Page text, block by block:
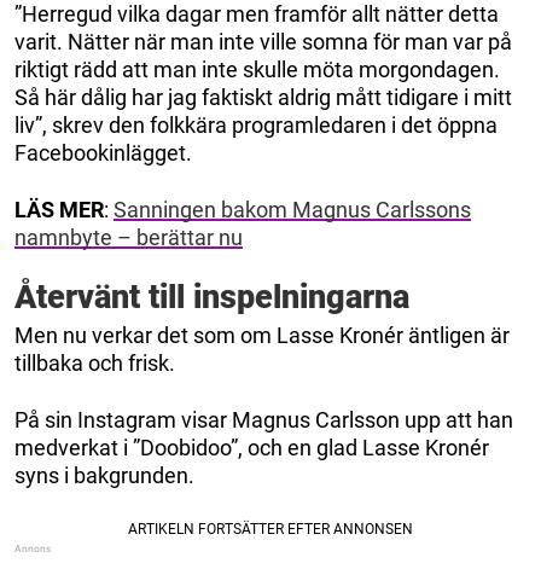
”Herregud vilka dagar men framför allt nätter detta
varit. Nätter när man inte ville somna för man var på
riktigt rädd att man inte skulle möta morgondagen.
Så här dålig har jag faktiskt aldrig mått tidigare i mitt
liv”, skrev den folkkära programledaren i det öppna
Facebookinlägget.
LÄS MER: Sanningen bakom Magnus Carlssons
namnbyte – berättar nu
Återvänt till inspelningarna
Men nu verkar det som om Lasse Kronér äntligen är
tillbaka och frisk.
På sin Instagram visar Magnus Carlsson upp att han
medverkat i ”Doobidoo”, och en glad Lasse Kronér
syns i bakgrunden.